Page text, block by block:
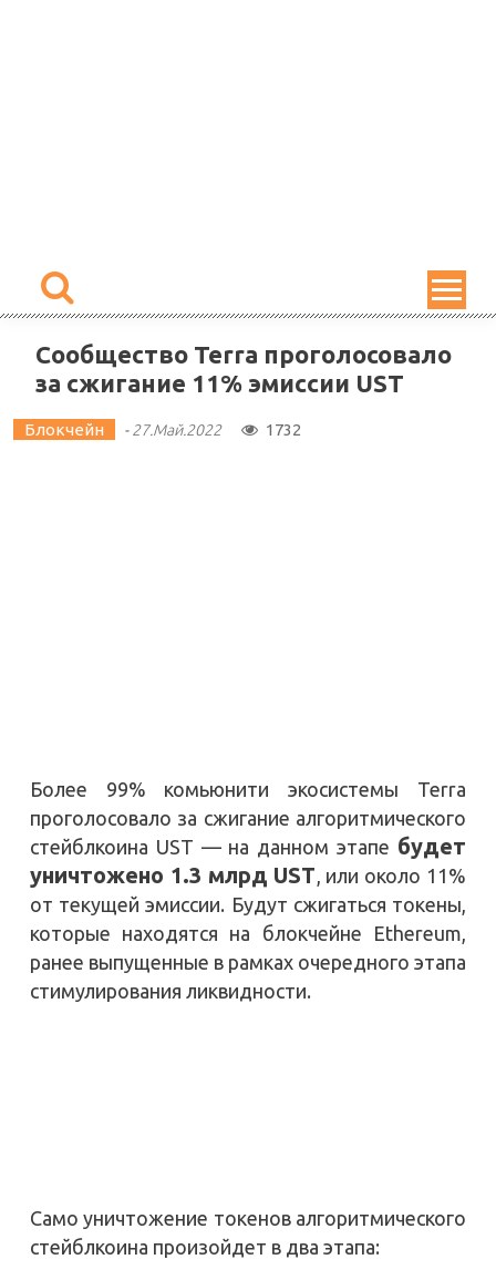
Сообщество Terra проголосовало
за сжигание 11% эмиссии UST
Блокчейн -27.Май.2022 1732
Более 99% комьюнити экосистемы Terra
проголосовало за сжигание алгоритмического
стейблкоина UST — на данном этапе будет
уничтожено 1.3 млрд UST , или около 11%
от текущей эмиссии. Будут сжигаться токены,
которые находятся на блокчейне Ethereum,
ранее выпущенные в рамках очередного этапа
стимулирования ликвидности.
Само уничтожение токенов алгоритмического
стейблкоина произойдет в два этапа: